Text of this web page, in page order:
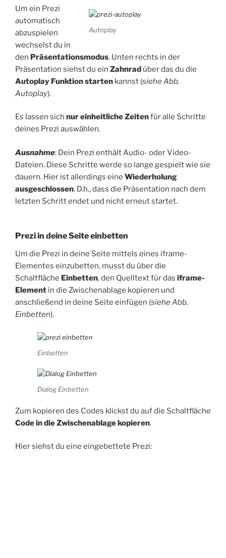
Autoplay
Um ein Prezi
automatisch
abzuspielen
wechselst du in
den Präsentationsmodus. Unten rechts in der
Präsentation siehst du ein Zahnrad über das du die
Autoplay Funktionstarten kannst (siehe Abb.
Autoplay).
Es lassen sich nur einheitliche Zeitenfür alle Schritte
deines Prezi auswählen.
Ausnahme: Dein Prezi enthält Audio- oder Video-
Dateien. Diese Schritte werde so lange gespielt wie sie
dauern. Hier ist allerdings eine Wiederholung
ausgeschlossen. D.h., dass die Präsentation nach dem
letzten Schritt endet und nicht erneut startet.
Prezi in deine Seite einbetten
Um die Prezi in deine Seite mittels eines iframe-
Elementes einzubetten, musst du über die
Schaltfläche Einbetten, den Quelltext für das iframe-
Element in die Zwischenablage kopieren und
anschließend in deine Seite einfügen (siehe Abb.
Einbetten).
Einbetten
Dialog Einbetten
Zum kopieren des Codes klickst du auf die Schaltfläche
Code in die Zwischenablage kopieren.
Hier siehst du eine eingebettete Prezi: